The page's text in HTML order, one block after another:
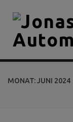
MONAT: JUNI 2024